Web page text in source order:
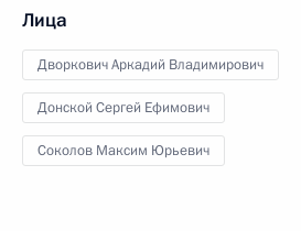
Лица
Дворкович Аркадий Владимирович
Донской Сергей Ефимович
Соколов Максим Юрьевич